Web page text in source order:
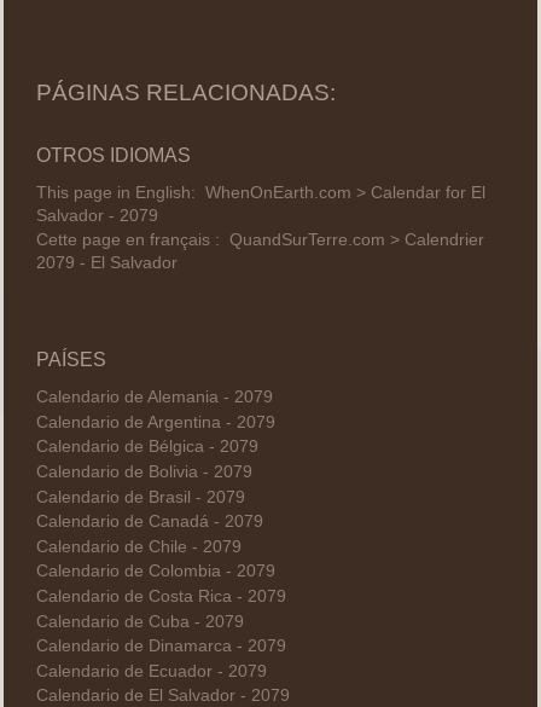
PÁGINAS RELACIONADAS:
OTROS IDIOMAS
This page in English: WhenOnEarth.com > Calendar for El
Salvador - 2079
Cette page en français : QuandSurTerre.com > Calendrier
2079 - El Salvador
PAÍSES
Calendario de Alemania - 2079
Calendario de Argentina - 2079
Calendario de Bélgica - 2079
Calendario de Bolivia - 2079
Calendario de Brasil - 2079
Calendario de Canadá - 2079
Calendario de Chile - 2079
Calendario de Colombia - 2079
Calendario de Costa Rica - 2079
Calendario de Cuba - 2079
Calendario de Dinamarca - 2079
Calendario de Ecuador - 2079
Calendario de El Salvador - 2079